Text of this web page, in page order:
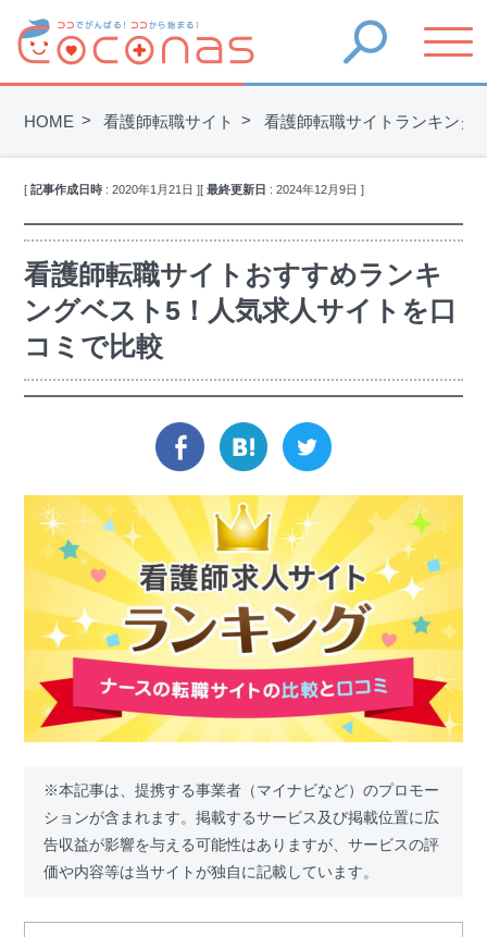
HOME 看護師転職サイト 看護師転職サイトランキング
[記事作成日時 :2020年1月21日 ][最終更新日 :2024年12月9日 ]
看護師転職サイトおすすめランキ
ングベスト5！人気求人サイトを口
コミで比較
facebookhatena
※本記事は、提携する事業者（マイナビなど）のプロモー
ションが含まれます。掲載するサービス及び掲載位置に広
告収益が影響を与える可能性はありますが、サービスの評
価や内容等は当サイトが独自に記載しています。